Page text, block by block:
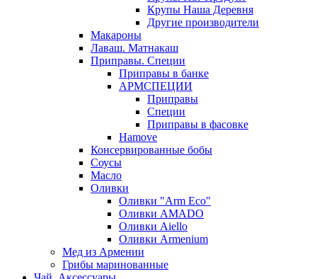
Крупы Наша Деревня
Другие производители
Макароны
Лаваш. Матнакаш
Приправы. Специи
Приправы в банке
АРМСПЕЦИИ
Приправы
Специи
Приправы в фасовке
Hamove
Консервированные бобы
Соусы
Масло
Оливки
Оливки "Arm Eco"
Оливки AMADO
Оливки Aiello
Оливки Armenium
Мед из Армении
Грибы маринованные